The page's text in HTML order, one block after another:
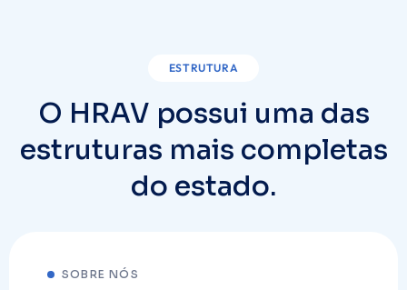
ESTRUTURA
O HRAV possui uma das
estruturas mais completas
do estado.
SOBRE NÓS